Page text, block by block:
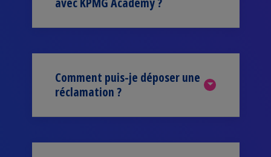
Comment puis-je déposer une
réclamation ?